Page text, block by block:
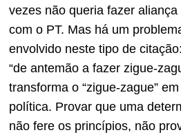
vezes não queria fazer
com o PT. Mas há um
envolvido neste tipo de
“de antemão a fazer zigue-
transforma o “zigue-zague”
política. Provar que uma
não fere os princípios, não